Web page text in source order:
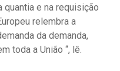
e na requisição
relembra a
da demanda,
toda a União “, lê.